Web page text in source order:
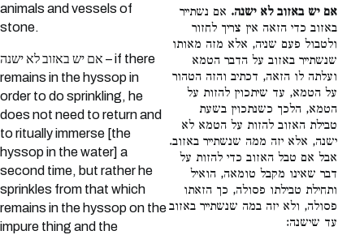
animals and vessels of
stone.
אם יש באזוב לא ישנה – if there
remains in the hyssop in
order to do sprinkling, he
does not need to return and
to ritually immerse [the
hyssop in the water] a
second time, but rather he
sprinkles from that which
remains in the hyssop on the
impure thing and the
אם יש באזוב לא ישנה. אם נשתייר
באזוב כדי הזאה אין צריך לחזור
ולטבול פעם שניה, אלא מזה מאותו
שנשתייר באזוב על הדבר הטמא
ועלתה לו הזאה, דכתיב והזה הטהור
על הטמא, עד שיתכוין להזות על
הטמא, הלכך כשנתכוין בשעת
טבילת האזוב להזות על הטמא לא
ישנה, אלא יזה ממה שנשתייר באזוב.
אבל אם טבל האזוב כדי להזות על
דבר שאינו מקבל טומאה, הואיל
ותחילת טבילתו פסולה, כך הזאתו
פסולה, ולא יזה במה שנשתייר באזוב
עד שישנה: